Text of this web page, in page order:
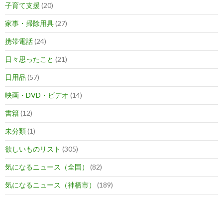
子育て支援 (20)
家事・掃除用具(27)
携帯電話(24)
日々思ったこと (21)
日用品 (57)
映画・DVD・ビデオ (14)
書籍(12)
未分類(1)
欲しいものリスト (305)
気になるニュース（全国） (82)
気になるニュース（神栖市） (189)